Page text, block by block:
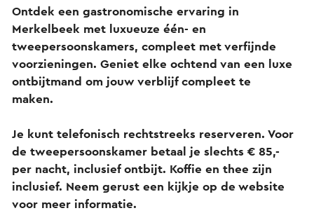
Ontdek een gastronomische ervaring in
Merkelbeek met luxueuze één- en
tweepersoonskamers, compleet met verfijnde
voorzieningen. Geniet elke ochtend van een luxe
ontbijtmand om jouw verblijf compleet te
maken.
Je kunt telefonisch rechtstreeks reserveren. Voor
de tweepersoonskamer betaal je slechts € 85,-
per nacht, inclusief ontbijt. Koffie en thee zijn
inclusief. Neem gerust een kijkje op de website
voor meer informatie.